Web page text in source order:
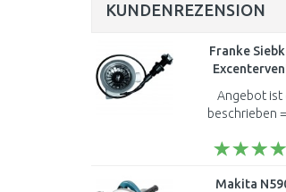
KUNDENREZENSION
Franke
1/2"
Angebot ist
beschrieben
Makita